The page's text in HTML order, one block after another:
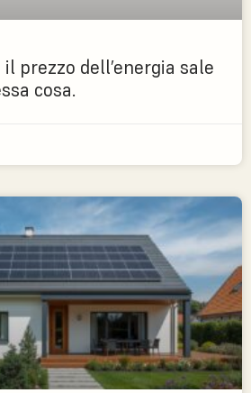
prezzo dell’energia sale
cosa.